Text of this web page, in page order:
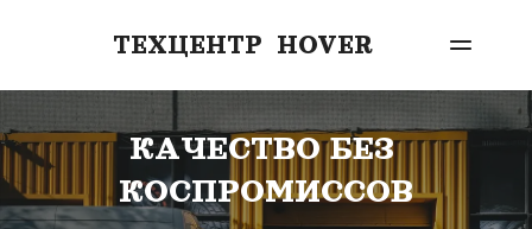
ТЕХЦЕНТР  HOVER
КАЧЕСТВО БЕЗ
КОСПРОМИССОВ